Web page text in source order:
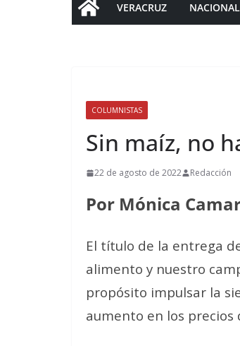
VERACRUZ NACIONAL
COLUMNISTAS
Sin maíz, no
22 de agosto de 2022 Redacción
Por Mónica
El título de la entrega
alimento y nuestro
propósito impulsar la
aumento en los